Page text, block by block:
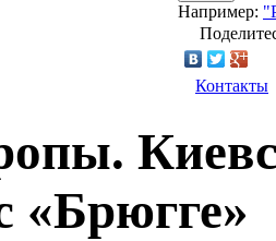
Например:
Контакты
«Брюгге»